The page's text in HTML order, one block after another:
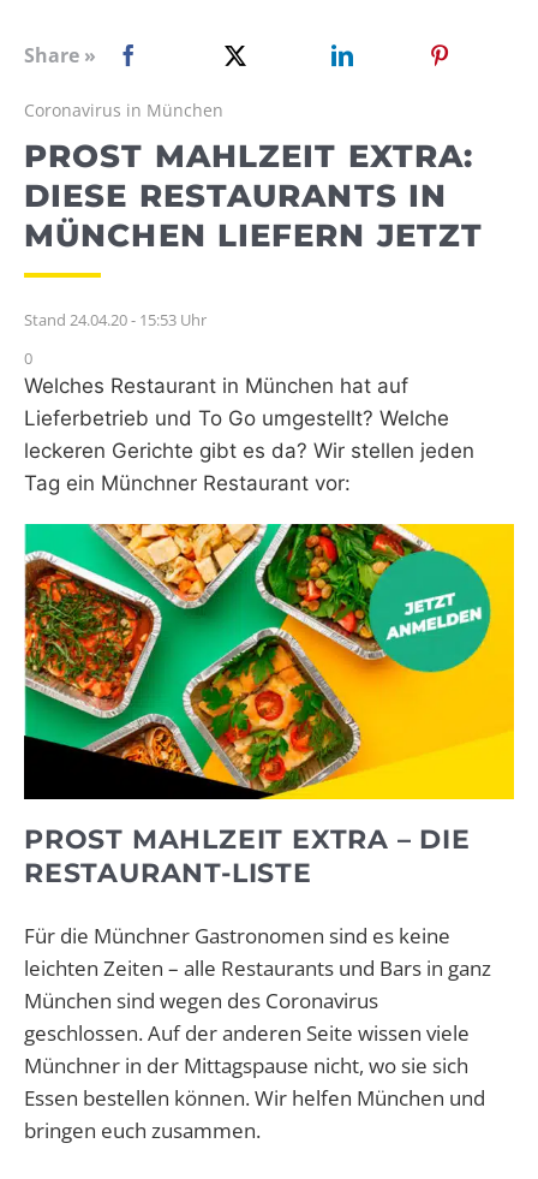
Share »
Coronavirus in München
PROST MAHLZEIT EXTRA:
DIESE RESTAURANTS IN
MÜNCHEN LIEFERN JETZT
Stand 24.04.20 - 15:53 Uhr
0
Welches Restaurant in München hat auf
Lieferbetrieb und To Go umgestellt? Welche
leckeren Gerichte gibt es da? Wir stellen jeden
Tag ein Münchner Restaurant vor:
PROST MAHLZEIT EXTRA – DIE
RESTAURANT-LISTE
Für die Münchner Gastronomen sind es keine
leichten Zeiten – alle Restaurants und Bars in ganz
München sind wegen des Coronavirus
geschlossen. Auf der anderen Seite wissen viele
Münchner in der Mittagspause nicht, wo sie sich
Essen bestellen können.Wir helfen München und
bringen euch zusammen.